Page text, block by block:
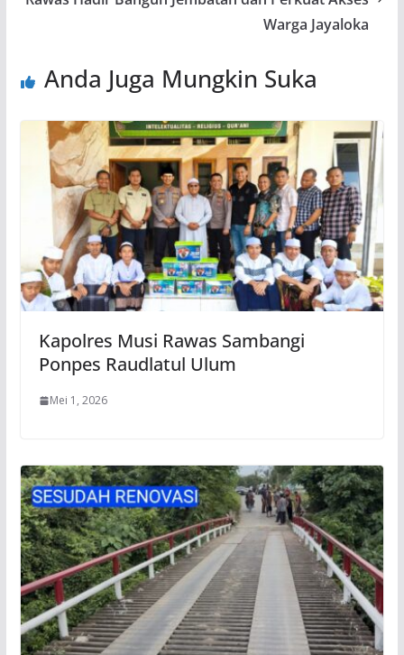
Warga Jayaloka
Anda Juga Mungkin Suka
Kapolres Musi Rawas Sambangi
Ponpes Raudlatul Ulum
Mei 1, 2026